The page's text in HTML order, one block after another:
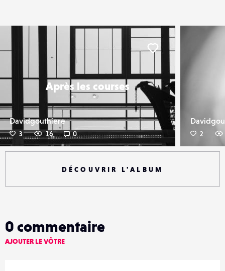
Après les courses
Davidgouthiere
3 16 0
Liker
2
DÉCOUVRIR L'ALBUM
0 commentaire
AJOUTER LE VÔTRE